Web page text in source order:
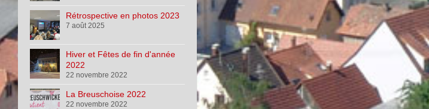
Rétrospective en photos 2023
7 août 2025
Hiver et Fêtes de fin d'année
2022
22 novembre 2022
La Breuschoise 2022
22 novembre 2022